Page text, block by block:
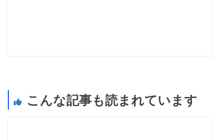
こんな記事も読まれています